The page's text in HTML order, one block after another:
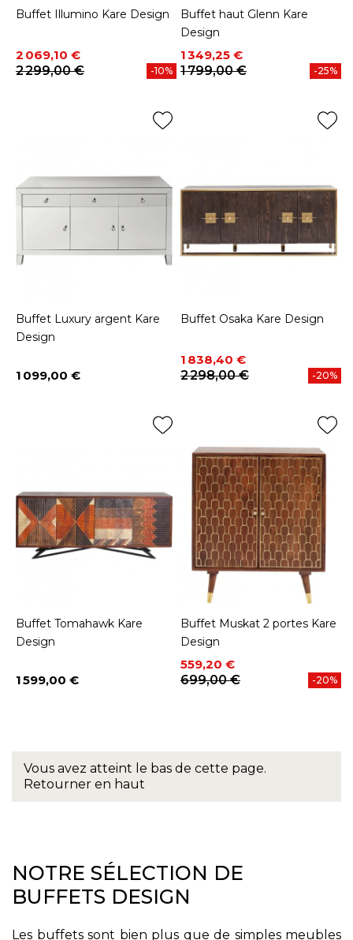
Buffet Illumino Kare Design
Prix
2 069,10 €
Prix de base
2 299,00 €
-10%
Buffet haut Glenn Kare
Design
Prix
1 349,25 €
Prix de base
1 799,00 €
-25%
Buffet Luxury argent Kare
Design
Prix
1 099,00 €
Buffet Osaka Kare Design
Prix
1 838,40 €
Prix de base
2 298,00 €
-20%
Buffet Tomahawk Kare
Design
Prix
1 599,00 €
Buffet Muskat 2 portes Kare
Design
Prix
559,20 €
Prix de base
699,00 €
-20%
Vous avez atteint le bas de cette page.
Retourner en haut
NOTRE SÉLECTION DE
BUFFETS DESIGN
Les buffets sont bien plus que de simples meubles